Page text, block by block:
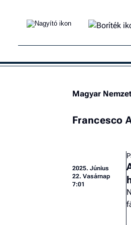
Magyar Nemzet
Francesco
2025. Június
22. Vasárnap
7:01